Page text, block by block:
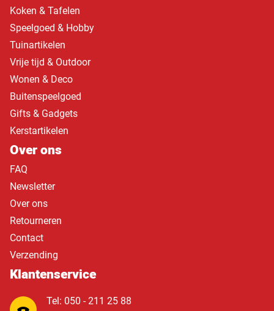
Koken & Tafelen
Speelgoed & Hobby
Tuinartikelen
Vrije tijd & Outdoor
Wonen & Deco
Buitenspeelgoed
Gifts & Gadgets
Kerstartikelen
Over ons
FAQ
Newsletter
Over ons
Retourneren
Contact
Verzending
Klantenservice
Tel: 050 - 211 25 88